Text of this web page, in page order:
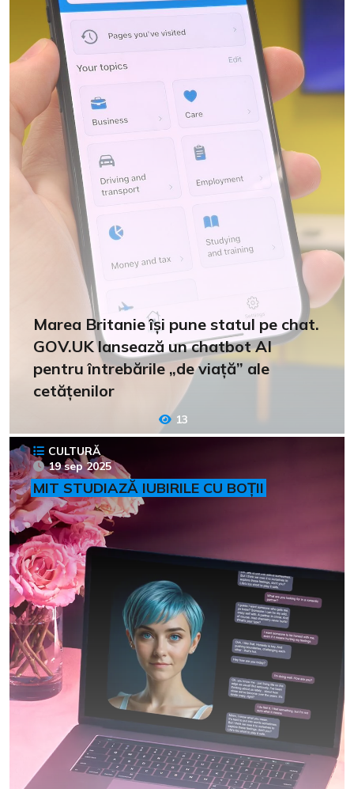
Marea Britanie își pune statul pe chat.
GOV.UK lansează un chatbot AI
pentru întrebările „de viață” ale
cetățenilor
13
CULTURĂ
19 sep 2025
MIT STUDIAZĂ IUBIRILE CU BOȚII